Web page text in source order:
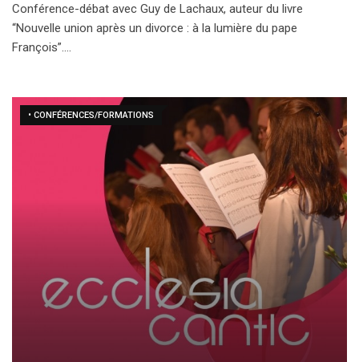
Conférence-débat avec Guy de Lachaux, auteur du livre
“Nouvelle union après un divorce : à la lumière du pape
François”.…
• CONFÉRENCES/FORMATIONS